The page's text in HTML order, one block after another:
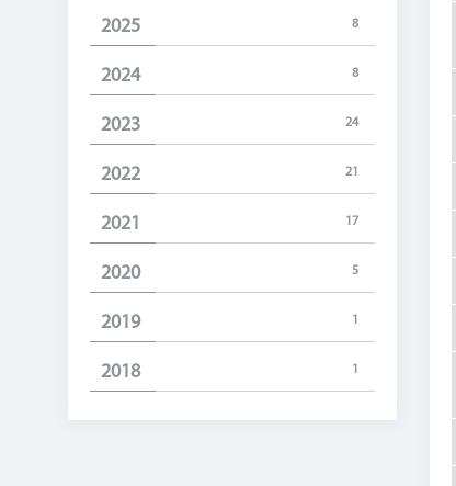
2025 8
2024 8
2023 24
2022 21
2021 17
2020 5
2019 1
2018 1